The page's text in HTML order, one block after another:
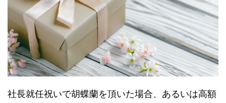
社長就任祝いで胡蝶蘭を頂いた場合、あるいは高額